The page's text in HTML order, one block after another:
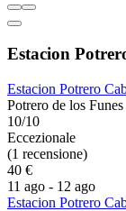
Estacion
Estacion Potrero
Potrero de los Funes
10/10
Eccezionale
(1 recensione)
40 €
11 ago - 12 ago
Estacion Potrero